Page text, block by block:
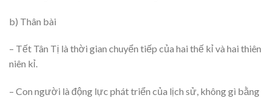
b) Thân bài
– Tết Tân Tị là thời gian chuyển tiếp của hai thế kỉ và hai thiên
niên kỉ.
– Con người là động lực phát triển của lịch sử, không gì bằng